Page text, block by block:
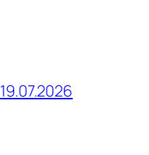
19.07.2026